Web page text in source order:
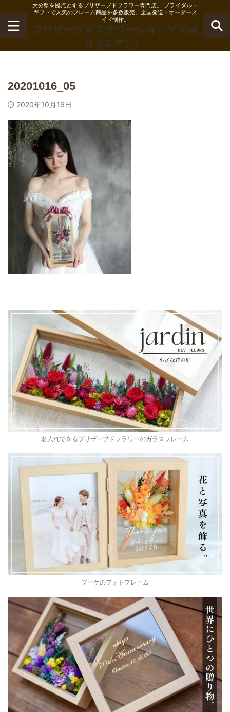
大分県を拠点とするプリザーブドフラワー専門店。 ブライダル・
ギフトで人気のフレーム商品を多数販売。全国発送・オーダーメ
イド制作。
プリザーブドフラワーショップ Yua
n（ユアン）
20201016_05
2020年10月16日
名入れできるプリザーブドフラワーのガラスフレーム
ブーケのフォトフレーム